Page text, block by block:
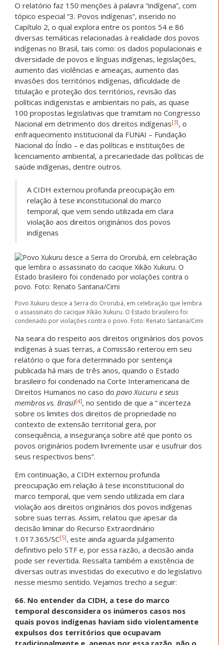
O relatório faz 150 menções à palavra “indígena”, com
tópico especial “3. Povos indígenas”, inserido no
Capítulo 2, o qual explora entre os pontos 54 e 86
diversas temáticas relacionadas à realidade dos povos
indígenas no Brasil, tais como: os dados populacionais e
diversidade de povos e línguas indígenas, legislações,
aumento das violências e ameaças, aumento das
invasões dos territórios indígenas, dificuldade de
titulação e proteção dos territórios, revisão das
políticas indigenistas e ambientais no país, as quase
100 propostas legislativas que tramitam no Congresso
Nacional em detrimento dos direitos indígenas[3], o
enfraquecimento institucional da FUNAI – Fundação
Nacional do Índio – e das políticas e instituições de
licenciamento ambiental, a precariedade das políticas de
saúde indígenas, dentre outros.
A CIDH externou profunda preocupação em
relação à tese inconstitucional do marco
temporal, que vem sendo utilizada em clara
violação aos direitos originários dos povos
indígenas
Povo Xukuru desce a Serra do Ororubá, em celebração que lembra
o assassinato do cacique Xikão Xukuru. O Estado brasileiro foi
condenado por violações contra o povo. Foto: Renato Santana/Cimi
Na seara do respeito aos direitos originários dos povos
indígenas à suas terras, a Comissão reiterou em seu
relatório o que fora determinado por sentença
publicada há mais de três anos, quando o Estado
brasileiro foi condenado na Corte Interamericana de
Direitos Humanos no caso do povo Xucuru e seus
membros vs. Brasil[4], no sentido de que a “ incerteza
sobre os limites dos direitos de propriedade no
contexto de extensão territorial gera, por
consequência, a insegurança sobre até que ponto os
povos originários podem livremente usar e usufruir dos
seus respectivos bens”.
Em continuação, a CIDH externou profunda
preocupação em relação à tese inconstitucional do
marco temporal, que vem sendo utilizada em clara
violação aos direitos originários dos povos indígenas
sobre suas terras. Assim, relatou que apesar da
decisão liminar do Recurso Extraordinário
1.017.365/SC[5], este ainda aguarda julgamento
definitivo pelo STF e, por essa razão, a decisão ainda
pode ser revertida. Ressalta também a existência de
diversas outras investidas do executivo e do legislativo
nesse mesmo sentido. Vejamos trecho a seguir:
66. No entender da CIDH, a tese do marco
temporal desconsidera os inúmeros casos nos
quais povos indígenas haviam sido violentamente
expulsos dos territórios que ocupavam